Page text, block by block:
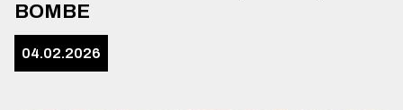
BOMBE
04.02.2026